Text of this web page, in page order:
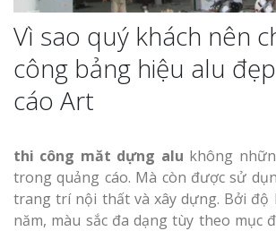
Vì sao quý khách nên
công bảng hiệu alu
cáo Art
thi công măt dựng alu không
trong quảng cáo. Mà còn được sử
trang trí nội thất và xây dựng. Bởi độ
năm, màu sắc đa dạng tùy theo mục